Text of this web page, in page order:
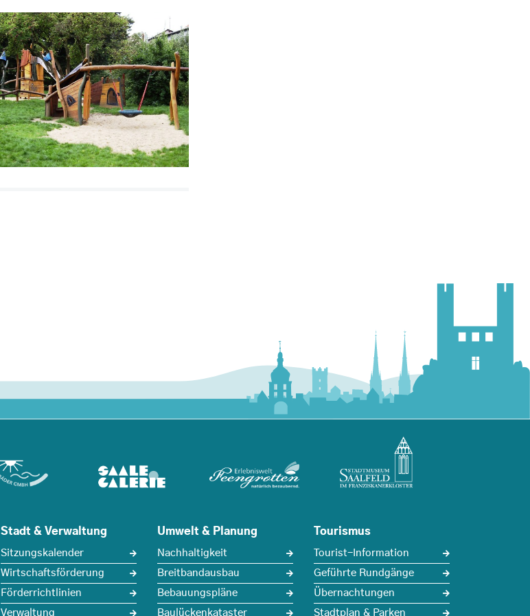
Stadt & Verwaltung
Sitzungskalender
Wirtschaftsförderung
Förderrichtlinien
Verwaltung
Umwelt & Planung
Nachhaltigkeit
Breitbandausbau
Bebauungspläne
Baulückenkataster
Tourismus
Tourist-Information
Geführte Rundgänge
Übernachtungen
Stadtplan & Parken